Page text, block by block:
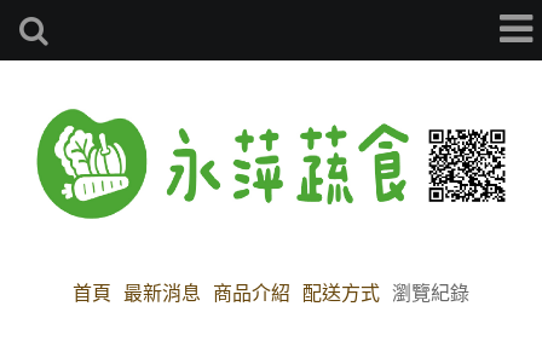
首頁 最新消息 商品介紹 配送方式 瀏覽紀錄